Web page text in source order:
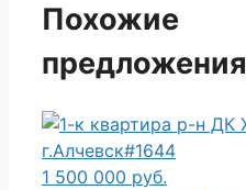
Похожие
предложения
1 500 000 руб.